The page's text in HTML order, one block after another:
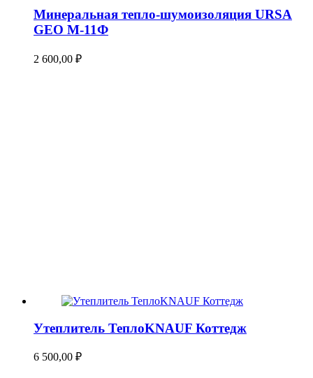
Минеральная тепло-шумоизоляция URSA
GEO М-11Ф
2 600,00 ₽
Утеплитель ТеплоKNAUF Коттедж
6 500,00 ₽